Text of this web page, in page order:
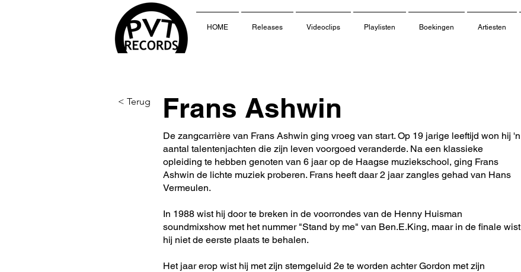
HOME Releases Videoclips Playlisten Boekingen Artiesten
< Terug Frans Ashwin
De zangcarrière van Frans Ashwin ging vroeg van start. Op 19 jarige leeftijd won hij 'n
aantal talentenjachten die zijn leven voorgoed veranderde. Na een klassieke
opleiding te hebben genoten van 6 jaar op de Haagse muziekschool, ging Frans
Ashwin de lichte muziek proberen. Frans heeft daar 2 jaar zangles gehad van Hans
Vermeulen.
In 1988 wist hij door te breken in de voorrondes van de Henny Huisman
soundmixshow met het nummer "Stand by me" van Ben.E.King, maar in de finale wist
hij niet de eerste plaats te behalen.
Het jaar erop wist hij met zijn stemgeluid 2e te worden achter Gordon met zijn